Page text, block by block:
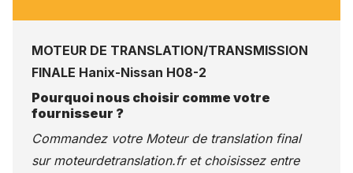
MOTEUR DE TRANSLATION/TRANSMISSION
FINALE Hanix-Nissan H08-2
Pourquoi nous choisir comme votre
fournisseur ?
Commandez votre Moteur de translation final
sur moteurdetranslation.fret choisissez entre